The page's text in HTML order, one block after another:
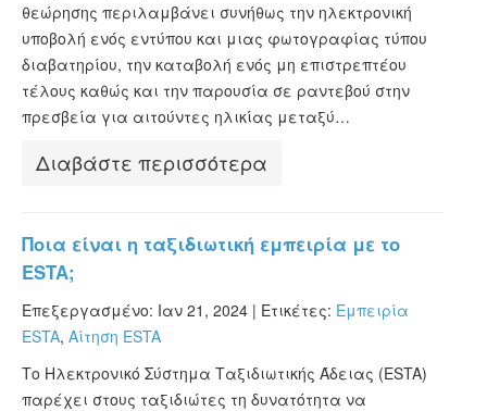
θεώρησης περιλαμβάνει συνήθως την ηλεκτρονική
υποβολή ενός εντύπου και μιας φωτογραφίας τύπου
διαβατηρίου, την καταβολή ενός μη επιστρεπτέου
τέλους καθώς και την παρουσία σε ραντεβού στην
πρεσβεία για αιτούντες ηλικίας μεταξύ…
Διαβάστε περισσότερα
Ποια είναι η ταξιδιωτική εμπειρία με το
ESTA;
Επεξεργασμένο: Ιαν 21, 2024 | Ετικέτες: Εμπειρία
ESTA, Αίτηση ESTA
Το Ηλεκτρονικό Σύστημα Ταξιδιωτικής Άδειας (ESTA)
παρέχει στους ταξιδιώτες τη δυνατότητα να